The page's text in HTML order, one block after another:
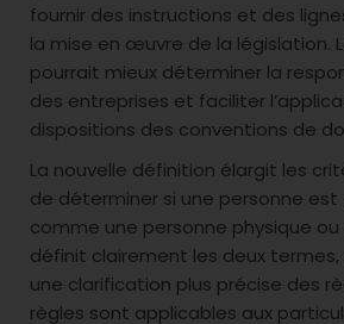
fournir des instructions et des
la mise en œuvre de la législation.
pourrait mieux déterminer la
des entreprises et faciliter
dispositions des conventions de
La nouvelle définition élargit les
de déterminer si une personne est
comme une personne physique ou
définit clairement les deux
une clarification plus précise des
règles sont applicables aux